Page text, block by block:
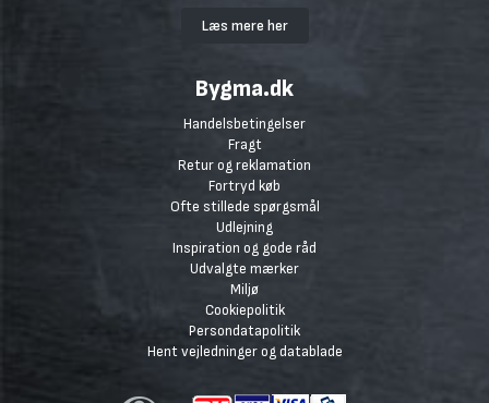
Læs mere her
Bygma.dk
Handelsbetingelser
Fragt
Retur og reklamation
Fortryd køb
Ofte stillede spørgsmål
Udlejning
Inspiration og gode råd
Udvalgte mærker
Miljø
Cookiepolitik
Persondatapolitik
Hent vejledninger og datablade